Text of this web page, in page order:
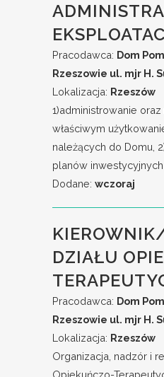
Pracodawca: Dom
Rzeszowie ul. mjr H.
Lokalizacja: Rzeszów
1)administrowanie
właściwym
należących do Domu,
planów inwestycyjnych
Dodane: wczoraj
DZIAŁU
Pracodawca: Dom
Rzeszowie ul. mjr H.
Lokalizacja: Rzeszów
Organizacja, nadzór i
Opiekuńczo-